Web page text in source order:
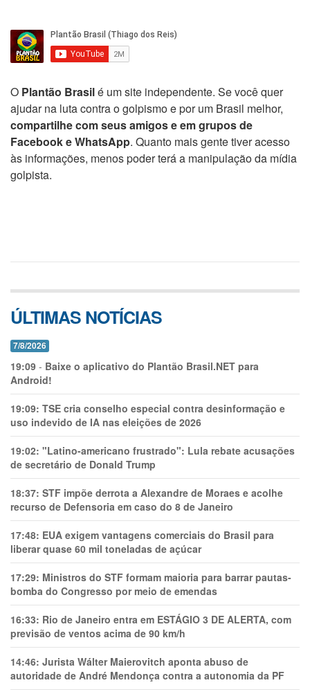
O Plantão Brasilé um site independente. Se você quer
ajudar na luta contra o golpismo e por um Brasil melhor,
compartilhe com seus amigos e em grupos de
Facebook e WhatsApp. Quanto mais gente tiver acesso
às informações, menos poder terá a manipulação da mídia
golpista.
ÚLTIMAS NOTÍCIAS
7/8/2026
19:09 - Baixe o aplicativo do Plantão Brasil.NET para
Android!
19:09: TSE cria conselho especial contra desinformação e
uso indevido de IA nas eleições de 2026
19:02: "Latino-americano frustrado": Lula rebate acusações
de secretário de Donald Trump
18:37: STF impõe derrota a Alexandre de Moraes e acolhe
recurso de Defensoria em caso do 8 de Janeiro
17:48: EUA exigem vantagens comerciais do Brasil para
liberar quase 60 mil toneladas de açúcar
17:29: Ministros do STF formam maioria para barrar pautas-
bomba do Congresso por meio de emendas
16:33: Rio de Janeiro entra em ESTÁGIO 3 DE ALERTA, com
previsão de ventos acima de 90 km/h
14:46: Jurista Wálter Maierovitch aponta abuso de
autoridade de André Mendonça contra a autonomia da PF